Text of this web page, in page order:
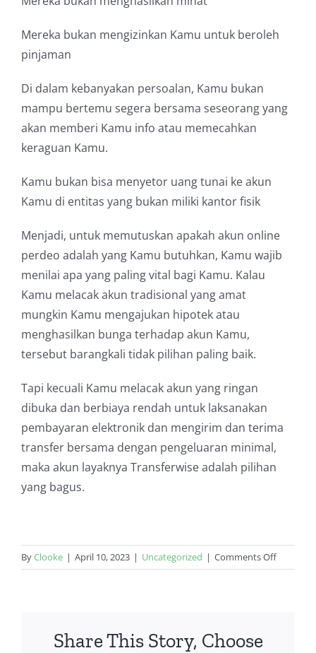
Mereka bukan mengizinkan Kamu untuk beroleh
pinjaman
Di dalam kebanyakan persoalan, Kamu bukan
mampu bertemu segera bersama seseorang yang
akan memberi Kamu info atau memecahkan
keraguan Kamu.
Kamu bukan bisa menyetor uang tunai ke akun
Kamu di entitas yang bukan miliki kantor fisik
Menjadi, untuk memutuskan apakah akun online
perdeo adalah yang Kamu butuhkan, Kamu wajib
menilai apa yang paling vital bagi Kamu. Kalau
Kamu melacak akun tradisional yang amat
mungkin Kamu mengajukan hipotek atau
menghasilkan bunga terhadap akun Kamu,
tersebut barangkali tidak pilihan paling baik.
Tapi kecuali Kamu melacak akun yang ringan
dibuka dan berbiaya rendah untuk laksanakan
pembayaran elektronik dan mengirim dan terima
transfer bersama dengan pengeluaran minimal,
maka akun layaknya Transferwise adalah pilihan
yang bagus.
ByClooke | April 10, 2023 | Uncategorized | Comments Offon
Share This Story, Choose